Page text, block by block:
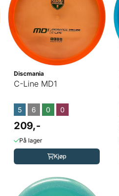
Discmania
C-Line MD1
5 6 0 0
209,-
På lager
Kjøp